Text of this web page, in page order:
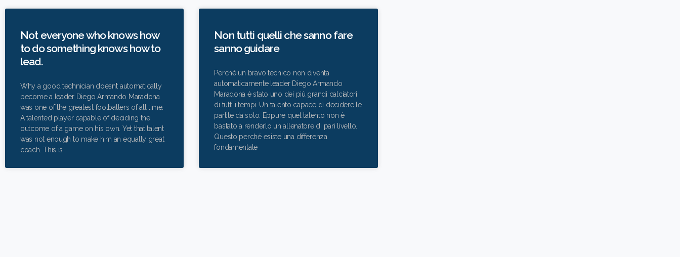
Not everyone who knows how
to do something knows how to
lead.
Why a good technician doesn’t automatically
become a leader Diego Armando Maradona
was one of the greatest footballers of all time.
A talented player capable of deciding the
outcome of a game on his own. Yet that talent
was not enough to make him an equally great
coach. This is
Non tutti quelli che sanno fare
sanno guidare
Perché un bravo tecnico non diventa
automaticamente leader Diego Armando
Maradona è stato uno dei più grandi calciatori
di tutti i tempi. Un talento capace di decidere le
partite da solo. Eppure quel talento non è
bastato a renderlo un allenatore di pari livello.
Questo perché esiste una differenza
fondamentale